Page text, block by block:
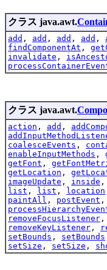
クラス java.awt.
add , add , add , add ,
findComponentAt ,
invalidate ,
クラス java.awt.
action , add ,
coalesceEvents ,
enableInputMethods ,
getFont ,
getLocation ,
imageUpdate , inside ,
list , list , location
paintAll , postEvent ,
removeFocusListener ,
removeKeyListener ,
setBounds , setBounds
setSize , setSize ,